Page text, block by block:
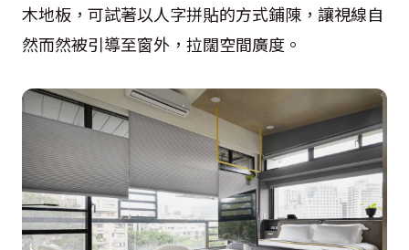
木地板，可試著以人字拼貼的方式鋪陳，讓視線自
然而然被引導至窗外，拉闊空間廣度。